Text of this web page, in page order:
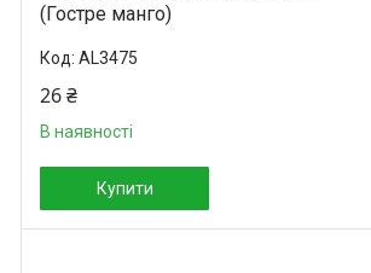
(Гостре манго)
AL3475
26 ₴
В наявності
Купити